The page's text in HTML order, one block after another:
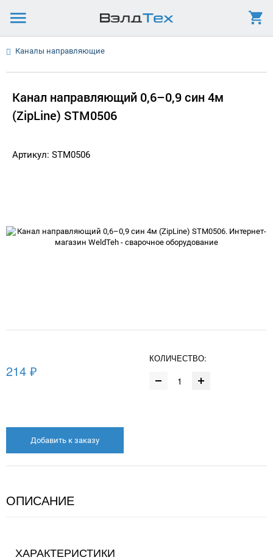
Каналы направляющие
Канал направляющий 0,6–0,9 син 4м
(ZipLine) STM0506
Артикул: STM0506
214 ₽
КОЛИЧЕСТВО:
Добавить к заказу
ОПИСАНИЕ
ХАРАКТЕРИСТИКИ